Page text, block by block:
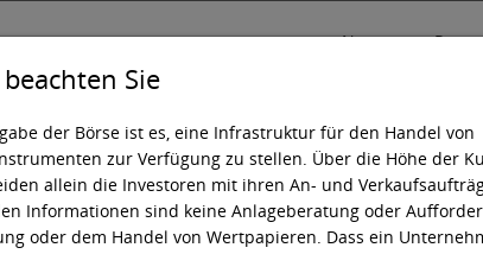
News
Wissen Technik
Sie
der Börse ist es, eine Infrastruktur für den Handel von
zur Verfügung zu stellen. Über die Höhe der
allein die Investoren mit ihren An- und
Informationen sind keine Anlageberatung oder
oder dem Handel von Wertpapieren. Dass ein